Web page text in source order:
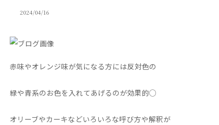
2024/04/16
赤味やオレンジ味が気になる方には反対色の
緑や青系のお色を入れてあげるのが効果的◯
オリーブやカーキなどいろいろな呼び方や解釈が